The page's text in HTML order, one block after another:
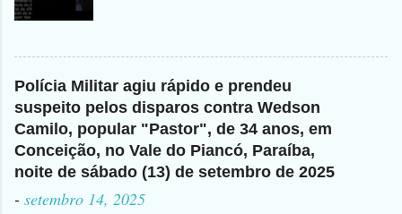
Polícia Militar agiu rápido e prendeu
suspeito pelos disparos contra Wedson
Camilo, popular "Pastor", de 34 anos, em
Conceição, no Vale do Piancó, Paraíba,
noite de sábado (13) de setembro de 2025
- setembro 14, 2025